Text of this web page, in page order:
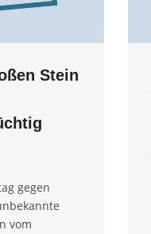
Stein
gegen
vom